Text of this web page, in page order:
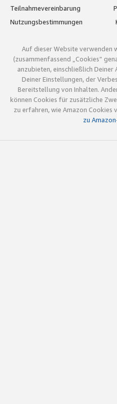
Teilnahmevereinbarung
Nutzungsbestimmungen
Auf dieser Website verwenden
(zusammenfassend „Cookies“
anzubieten, einschließlich
Deiner Einstellungen, der
Bereitstellung von Inhalten.
können Cookies für zusätzliche
zu erfahren, wie Amazon Cookies
zu